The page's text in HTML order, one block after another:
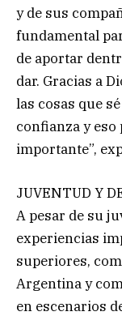
y de sus
fundamental
de aportar
dar. Gracias a
las cosas que
confianza y
importante”,
JUVENTUD Y
A pesar de su
experiencias
superiores,
Argentina y
en escenarios